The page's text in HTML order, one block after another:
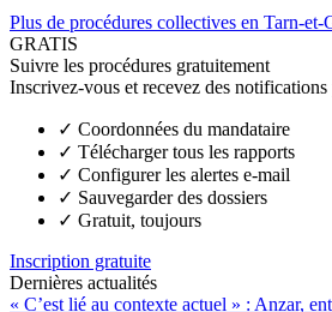
Plus de procédures collectives en Tarn-et-
GRATIS
Suivre les procédures gratuitement
Inscrivez-vous et recevez des
✓ Coordonnées du mandataire
✓ Télécharger tous les rapports
✓ Configurer les alertes e-mail
✓ Sauvegarder des dossiers
✓ Gratuit, toujours
Inscription gratuite
Dernières actualités
« C’est lié au contexte actuel » : Anzar,